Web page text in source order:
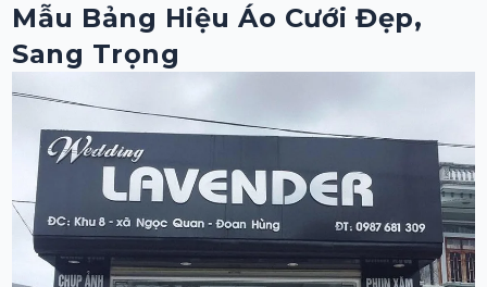
Mẫu Bảng Hiệu Áo Cưới Đẹp,
Sang Trọng